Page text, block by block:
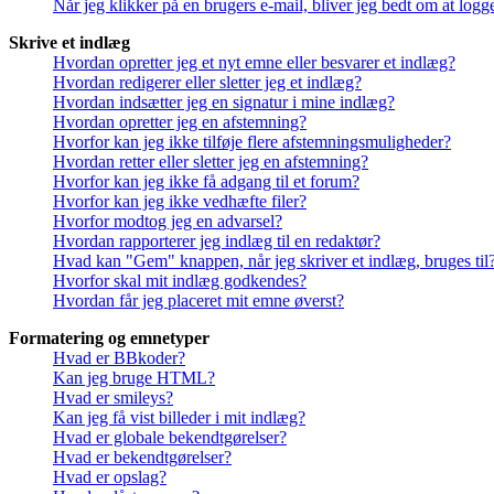
Når jeg klikker på en brugers e-mail, bliver jeg bedt om at
Skrive et indlæg
Hvordan opretter jeg et nyt emne eller besvarer et indlæg?
Hvordan redigerer eller sletter jeg et indlæg?
Hvordan indsætter jeg en signatur i mine indlæg?
Hvordan opretter jeg en afstemning?
Hvorfor kan jeg ikke tilføje flere afstemningsmuligheder?
Hvordan retter eller sletter jeg en afstemning?
Hvorfor kan jeg ikke få adgang til et forum?
Hvorfor kan jeg ikke vedhæfte filer?
Hvorfor modtog jeg en advarsel?
Hvordan rapporterer jeg indlæg til en redaktør?
Hvad kan "Gem" knappen, når jeg skriver et indlæg, bruges
Hvorfor skal mit indlæg godkendes?
Hvordan får jeg placeret mit emne øverst?
Formatering og emnetyper
Hvad er BBkoder?
Kan jeg bruge HTML?
Hvad er smileys?
Kan jeg få vist billeder i mit indlæg?
Hvad er globale bekendtgørelser?
Hvad er bekendtgørelser?
Hvad er opslag?